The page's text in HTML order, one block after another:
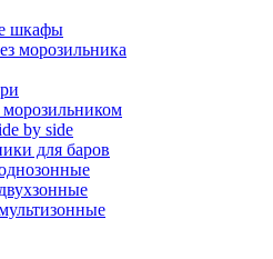
шкафы
морозильника
by side
для баров